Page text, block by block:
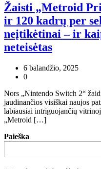
Žaisti „Metroid
ir 120 kadrų per
neįtikėtinai – ir
neteisėtas
6 balandžio, 2025
0
Nors „Nintendo Switch 2“
jaudinančios visiškai naujos
labiausiai intriguojančių
„Metroid […]
Paieška